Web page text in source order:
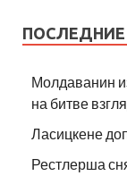
ПОСЛЕДНИЕ
Молдаванин
на битве
Ласицкене
Рестлерша